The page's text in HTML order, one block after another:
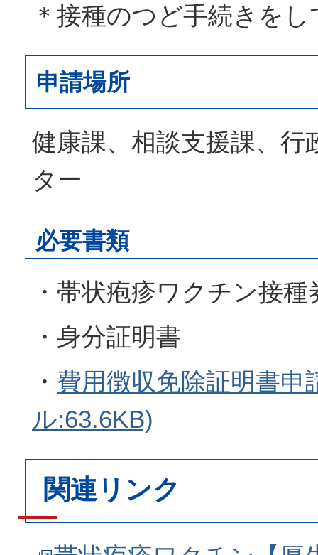
＊接種のつど手続きを
申請場所
健康課、相談支援課、行
ター
必要書類
・帯状疱疹ワクチン接種
・身分証明書
・ 費用徴収免除証明書申
ル:63.6KB)
関連リンク